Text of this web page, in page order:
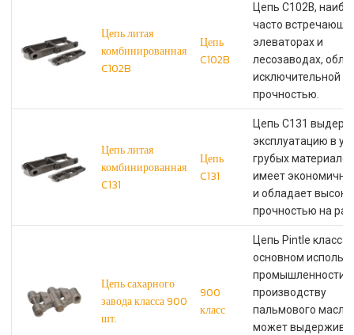
Цепь литая
комбинированная
C102B
Цепь
C102B
Цепь C102B,
часто
элеваторах и
лесозаводах,
исключительной
прочностью.
Цепь литая
комбинированная
C131
Цепь
C131
Цепь C131
эксплуатацию в
грубых
имеет
и обладает
прочностью на
Цепь сахарного
завода класса 900
шт.
900
класс
Цепь Pintle класса
основном
промышленности
производству
пальмового масла
может